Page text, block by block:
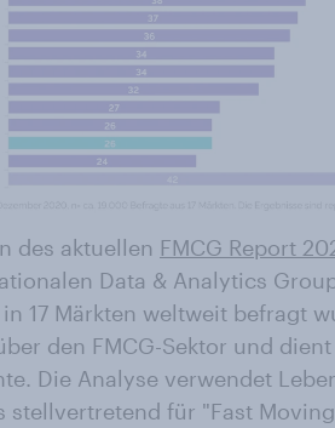
des aktuellen FMCG Report
Data & Analytics
17 Märkten weltweit befragt
den FMCG-Sektor und
Die Analyse verwendet
stellvertretend für "Fast